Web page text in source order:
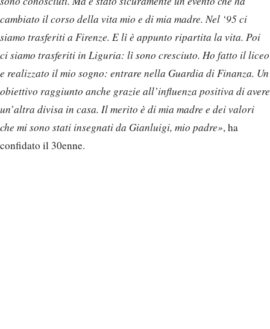
cambiato il corso della vita mio e di mia madre. Nel ‘95 ci
siamo trasferiti a Firenze. E lì è appunto ripartita la vita. Poi
ci siamo trasferiti in Liguria: lì sono cresciuto. Ho fatto il liceo
e realizzato il mio sogno: entrare nella Guardia di Finanza. Un
obiettivo raggiunto anche grazie all’influenza positiva di avere
un’altra divisa in casa. Il merito è di mia madre e dei valori
che mi sono stati insegnati da Gianluigi, mio padre», ha
confidato il 30enne.